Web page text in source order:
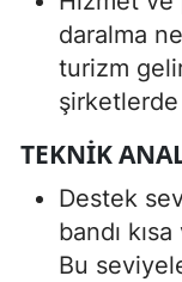
daralma
turizm
TEKNIK
Destek
bandı
Bu